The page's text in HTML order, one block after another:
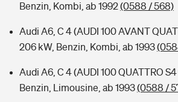
Benzin, Kombi, ab 1992(0588 / 568)
Audi A6, C 4 (AUDI 100 AVANT
206 kW, Benzin, Kombi, ab 1993
Audi A6, C 4 (AUDI 100 QUATTRO
Benzin, Limousine, ab 1993(0588 /